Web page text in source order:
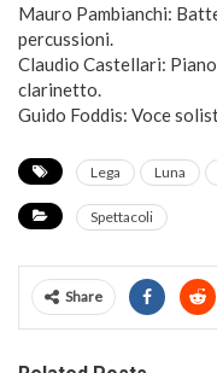
Mauro Pambianchi:
percussioni.
Claudio Castellari:
clarinetto.
Guido Foddis: Voce
Lega Luna
Spettacoli
Share